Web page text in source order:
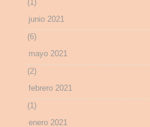
(1)
junio 2021
(6)
mayo 2021
(2)
febrero 2021
(1)
enero 2021